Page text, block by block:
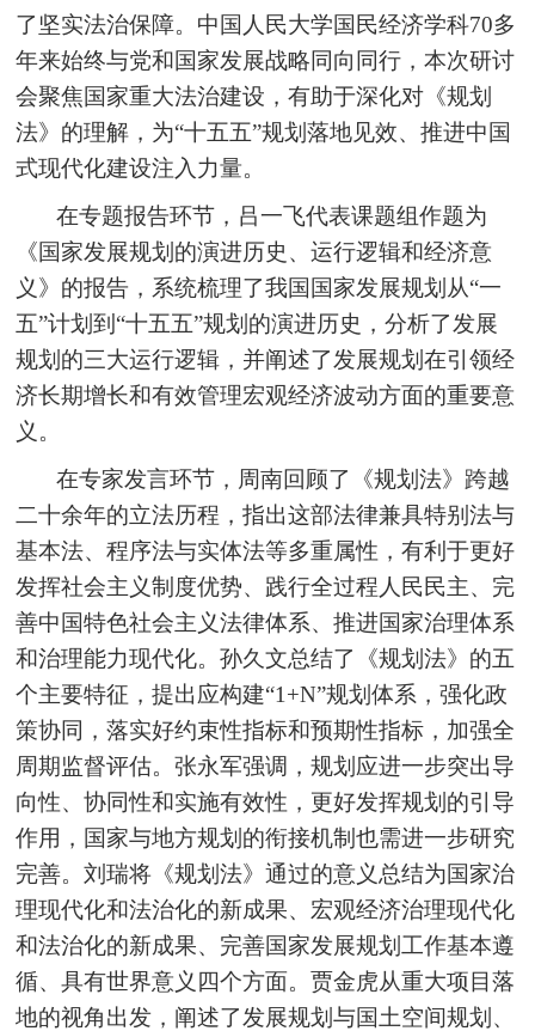
了坚实法治保障。中国人民大学国民经济学科70多
年来始终与党和国家发展战略同向同行，本次研讨
会聚焦国家重大法治建设，有助于深化对《规划
法》的理解，为“十五五”规划落地见效、推进中国
式现代化建设注入力量。
在专题报告环节，吕一飞代表课题组作题为
《国家发展规划的演进历史、运行逻辑和经济意
义》的报告，系统梳理了我国国家发展规划从“一
五”计划到“十五五”规划的演进历史，分析了发展
规划的三大运行逻辑，并阐述了发展规划在引领经
济长期增长和有效管理宏观经济波动方面的重要意
义。
在专家发言环节，周南回顾了《规划法》跨越
二十余年的立法历程，指出这部法律兼具特别法与
基本法、程序法与实体法等多重属性，有利于更好
发挥社会主义制度优势、践行全过程人民民主、完
善中国特色社会主义法律体系、推进国家治理体系
和治理能力现代化。孙久文总结了《规划法》的五
个主要特征，提出应构建“1+N”规划体系，强化政
策协同，落实好约束性指标和预期性指标，加强全
周期监督评估。张永军强调，规划应进一步突出导
向性、协同性和实施有效性，更好发挥规划的引导
作用，国家与地方规划的衔接机制也需进一步研究
完善。刘瑞将《规划法》通过的意义总结为国家治
理现代化和法治化的新成果、宏观经济治理现代化
和法治化的新成果、完善国家发展规划工作基本遵
循、具有世界意义四个方面。贾金虎从重大项目落
地的视角出发，阐述了发展规划与国土空间规划、